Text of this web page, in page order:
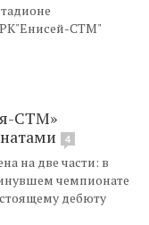
РК"Енисей-СТМ"
СТМ»
4
на две части: в
чемпионате
дебюту